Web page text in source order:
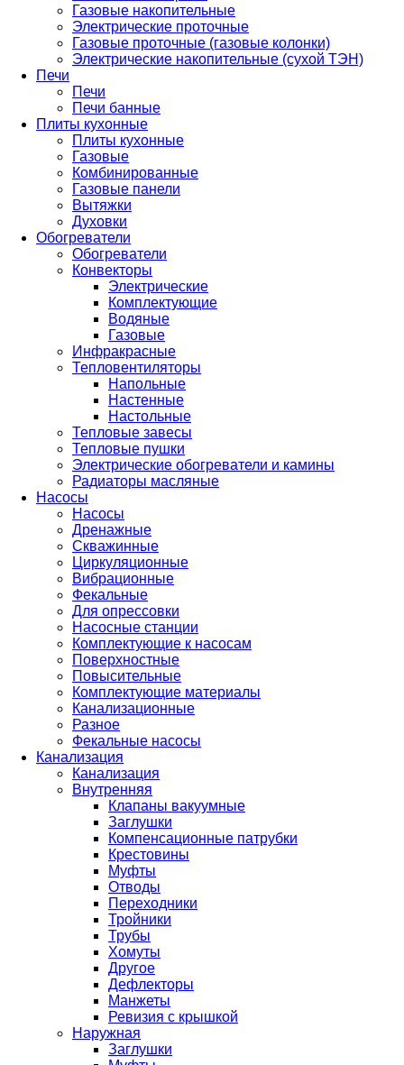
Газовые накопительные
Электрические проточные
Газовые проточные (газовые колонки)
Электрические накопительные (сухой ТЭН)
Печи
Печи
Печи банные
Плиты кухонные
Плиты кухонные
Газовые
Комбинированные
Газовые панели
Вытяжки
Духовки
Обогреватели
Обогреватели
Конвекторы
Электрические
Комплектующие
Водяные
Газовые
Инфракрасные
Тепловентиляторы
Напольные
Настенные
Настольные
Тепловые завесы
Тепловые пушки
Электрические обогреватели и камины
Радиаторы масляные
Насосы
Насосы
Дренажные
Скважинные
Циркуляционные
Вибрационные
Фекальные
Для опрессовки
Насосные станции
Комплектующие к насосам
Поверхностные
Повысительные
Комплектующие материалы
Канализационные
Разное
Фекальные насосы
Канализация
Канализация
Внутренняя
Клапаны вакуумные
Заглушки
Компенсационные патрубки
Крестовины
Муфты
Отводы
Переходники
Тройники
Трубы
Хомуты
Другое
Дефлекторы
Манжеты
Ревизия с крышкой
Наружная
Заглушки